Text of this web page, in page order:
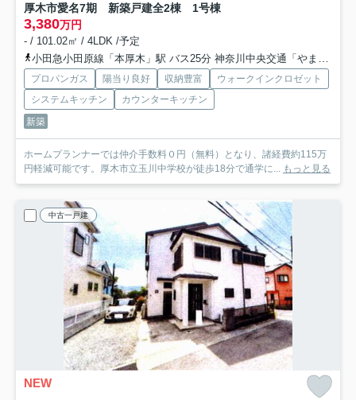
厚木市愛名7期 新築戸建全2棟 1号棟
3,380万円
- / 101.02㎡ / 4LDK /予定
小田急小田原線「本厚木」駅 バス25分 神奈川中央交通「やまゆり園前（厚木市）」 停歩3分
プロパンガス 陽当り良好 収納豊富
ウォークインクロゼット
システムキッチン
カウンターキッチン
新築
ホームプランナーでは仲介手数料０円（無料）となり、諸経費約115万
円軽減可能です。厚木市立玉川中学校が徒歩18分で通学に...
もっと見る
中古一戸建
NEW